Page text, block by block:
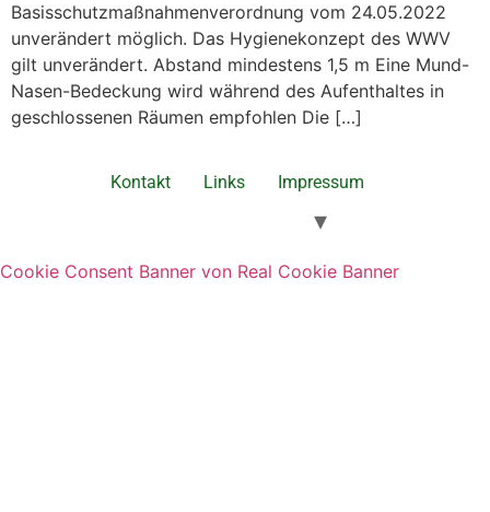
Basisschutzmaßnahmenverordnung vom 24.05.2022
unverändert möglich. Das Hygienekonzept des WWV
gilt unverändert. Abstand mindestens 1,5 m Eine Mund-
Nasen-Bedeckung wird während des Aufenthaltes in
geschlossenen Räumen empfohlen Die […]
Kontakt Links Impressum
Cookie Consent Banner von Real Cookie Banner